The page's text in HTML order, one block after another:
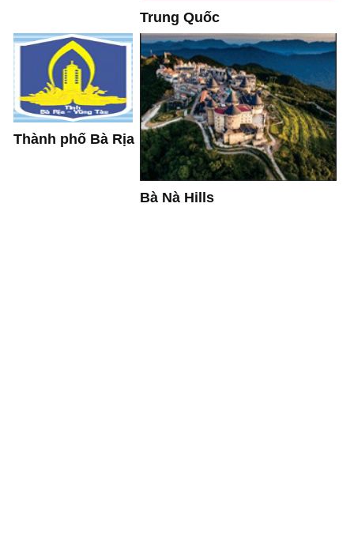
Trung Quốc
Thành phố Bà Rịa
Bà Nà Hills